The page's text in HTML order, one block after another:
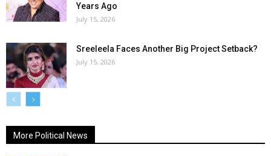
Years Ago
July 15, 2026
Sreeleela Faces Another Big Project Setback?
July 15, 2026
More Political News